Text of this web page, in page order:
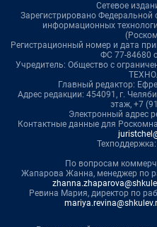
Сетевое
Зарегистрировано Федеральной
информационных
Регистрационный номер и дата
ФС 77-84680
Учредитель: Общество с
Главный редактор:
Адрес редакции: 454091, г.
этаж, +7
Электронный адрес
Контактные данные для
Техподдержка:
По вопросам
Жапарова Жанна, менеджер по
Ревина Мария, директор по